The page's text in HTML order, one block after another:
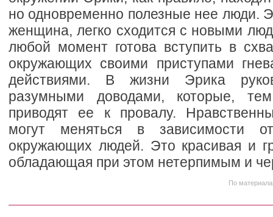
но одновременно полезные нее люди.
женщина, легко сходится с новыми
любой момент готова вступить в
окружающих своими приступами
действиями. В жизни Эрика
разумными доводами, которые,
приводят ее к провалу.
могут меняться в зависимости
окружающих людей. Это красивая и
обладающая при этом нетерпимым и
По